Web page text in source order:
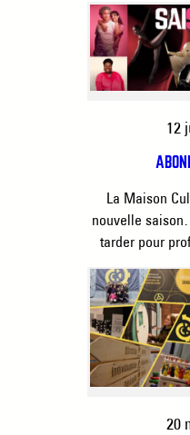
12
La Maison
nouvelle
tarder pour
20